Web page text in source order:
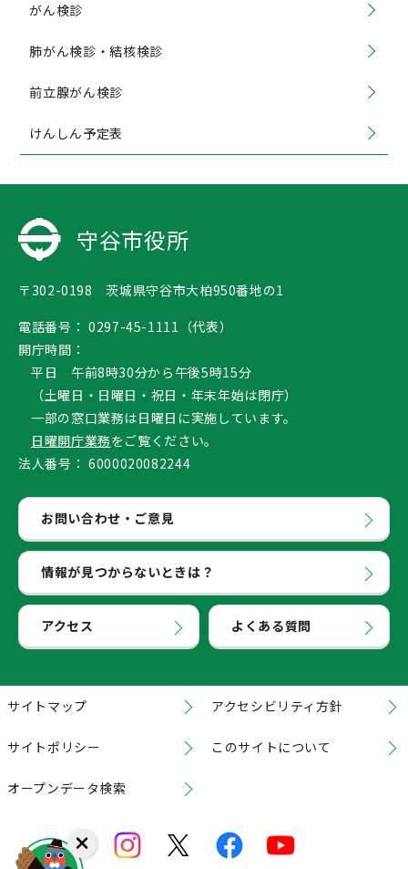
がん検診
肺がん検診・結核検診
前立腺がん検診
けんしん予定表
守谷市役所
〒302-0198 茨城県守谷市大柏950番地の1
電話番号： 0297-45-1111（代表）
開庁時間：
平日 午前8時30分から午後5時15分
（土曜日・日曜日・祝日・年末年始は閉庁）
一部の窓口業務は日曜日に実施しています。
日曜開庁業務をご覧ください。
法人番号： 6000020082244
お問い合わせ・ご意見
情報が見つからないときは？
アクセス よくある質問
サイトマップ アクセシビリティ方針
サイトポリシー このサイトについて
オープンデータ検索